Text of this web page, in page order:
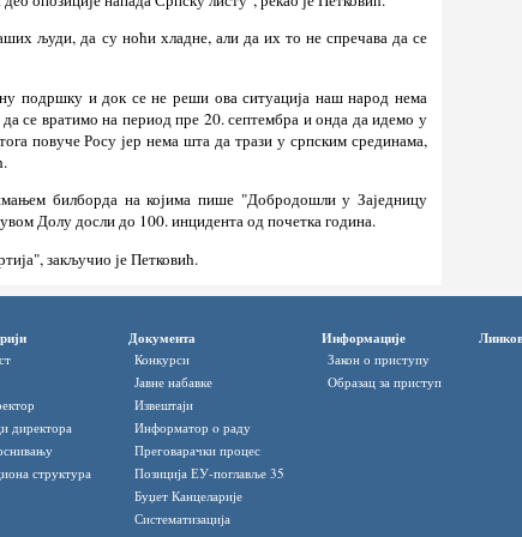
људи, да су ноћи хладне, али да их то не спречава да се
подршку и док се не реши ова ситуација наш народ нема
се вратимо на период пре 20. септембра и онда да идемо у
повуче Росу јер нема шта да трази у српским срединама,
билборда на којима пише "Добродошли у Заједницу
Долу досли до 100. инцидента од почетка година.
закључио је Петковић.
директора
структура
Документа
Конкурси
Јавне набавке
Извештаји
Информатор o раду
Преговарачки процес
Позиција ЕУ-поглавље 35
Буџет Канцеларије
Систематизација
Информације
Закон о приступу
Oбразац за приступ